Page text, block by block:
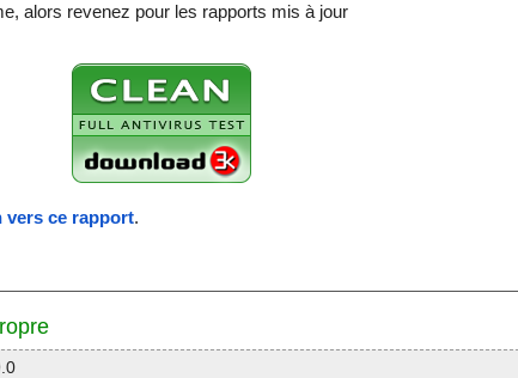
alors revenez pour les rapports mis à jour
vers ce rapport.